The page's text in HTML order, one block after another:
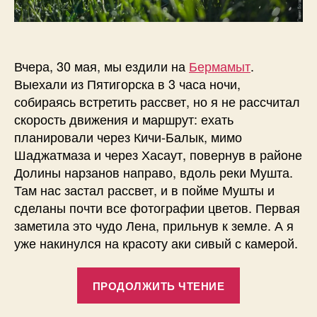
Вчера, 30 мая, мы ездили на Бермамыт.
Выехали из Пятигорска в 3 часа ночи,
собираясь встретить рассвет, но я не рассчитал
скорость движения и маршрут: ехать
планировали через Кичи-Балык, мимо
Шаджатмаза и через Хасаут, повернув в районе
Долины нарзанов направо, вдоль реки Мушта.
Там нас застал рассвет, и в пойме Мушты и
сделаны почти все фотографии цветов. Первая
заметила это чудо Лена, прильнув к земле. А я
уже накинулся на красоту аки сивый с камерой.
ПРОДОЛЖИТЬ ЧТЕНИЕ